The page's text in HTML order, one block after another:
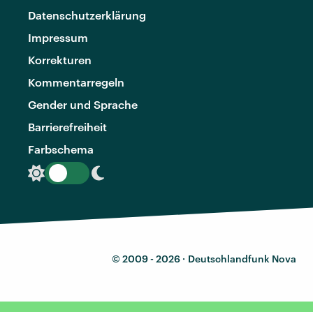
Datenschutzerklärung
Impressum
Korrekturen
Kommentarregeln
Gender und Sprache
Barrierefreiheit
Farbschema
© 2009 - 2026 · Deutschlandfunk Nova